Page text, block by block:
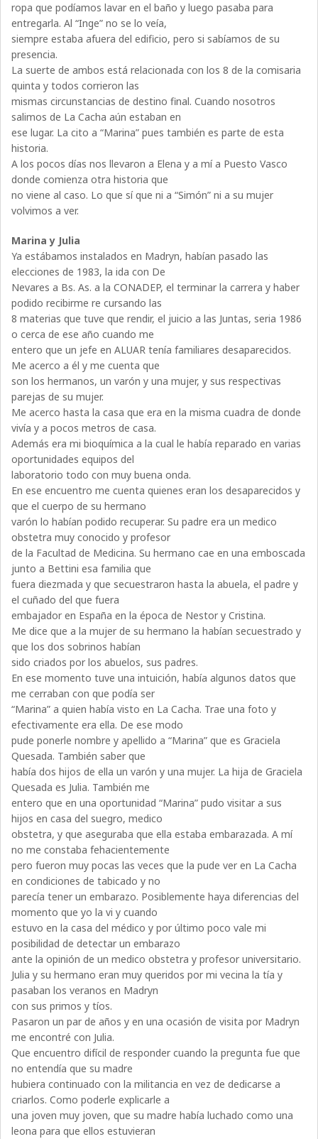
ropa que podíamos lavar en el baño y luego pasaba para
entregarla. Al “Inge” no se lo veía,
siempre estaba afuera del edificio, pero si sabíamos de su
presencia.
La suerte de ambos está relacionada con los 8 de la comisaria
quinta y todos corrieron las
mismas circunstancias de destino final. Cuando nosotros
salimos de La Cacha aún estaban en
ese lugar. La cito a “Marina” pues también es parte de esta
historia.
A los pocos días nos llevaron a Elena y a mí a Puesto Vasco
donde comienza otra historia que
no viene al caso. Lo que sí que ni a “Simón” ni a su mujer
volvimos a ver.
Marina y Julia
Ya estábamos instalados en Madryn, habían pasado las
elecciones de 1983, la ida con De
Nevares a Bs. As. a la CONADEP, el terminar la carrera y haber
podido recibirme re cursando las
8 materias que tuve que rendir, el juicio a las Juntas, seria 1986
o cerca de ese año cuando me
entero que un jefe en ALUAR tenía familiares desaparecidos.
Me acerco a él y me cuenta que
son los hermanos, un varón y una mujer, y sus respectivas
parejas de su mujer.
Me acerco hasta la casa que era en la misma cuadra de donde
vivía y a pocos metros de casa.
Además era mi bioquímica a la cual le había reparado en varias
oportunidades equipos del
laboratorio todo con muy buena onda.
En ese encuentro me cuenta quienes eran los desaparecidos y
que el cuerpo de su hermano
varón lo habían podido recuperar. Su padre era un medico
obstetra muy conocido y profesor
de la Facultad de Medicina. Su hermano cae en una emboscada
junto a Bettini esa familia que
fuera diezmada y que secuestraron hasta la abuela, el padre y
el cuñado del que fuera
embajador en España en la época de Nestor y Cristina.
Me dice que a la mujer de su hermano la habían secuestrado y
que los dos sobrinos habían
sido criados por los abuelos, sus padres.
En ese momento tuve una intuición, había algunos datos que
me cerraban con que podía ser
“Marina” a quien había visto en La Cacha. Trae una foto y
efectivamente era ella. De ese modo
pude ponerle nombre y apellido a “Marina” que es Graciela
Quesada. También saber que
había dos hijos de ella un varón y una mujer. La hija de Graciela
Quesada es Julia. También me
entero que en una oportunidad “Marina” pudo visitar a sus
hijos en casa del suegro, medico
obstetra, y que aseguraba que ella estaba embarazada. A mí
no me constaba fehacientemente
pero fueron muy pocas las veces que la pude ver en La Cacha
en condiciones de tabicado y no
parecía tener un embarazo. Posiblemente haya diferencias del
momento que yo la vi y cuando
estuvo en la casa del médico y por último poco vale mi
posibilidad de detectar un embarazo
ante la opinión de un medico obstetra y profesor universitario.
Julia y su hermano eran muy queridos por mi vecina la tía y
pasaban los veranos en Madryn
con sus primos y tíos.
Pasaron un par de años y en una ocasión de visita por Madryn
me encontré con Julia.
Que encuentro difícil de responder cuando la pregunta fue que
no entendía que su madre
hubiera continuado con la militancia en vez de dedicarse a
criarlos. Como poderle explicarle a
una joven muy joven, que su madre había luchado como una
leona para que ellos estuvieran